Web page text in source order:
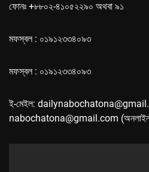
ফোনঃ +৮৮০২-৪১০৫২২৯০ অথবা ৯১
মফস্বল : ০১৯১২৩৩৪০৯৩
মফস্বল : ০১৯১২৩৩৪০৯৩
ই-মেইল:
nabochatona@gmail.com